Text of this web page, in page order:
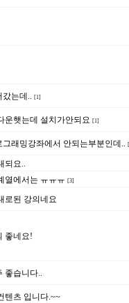
갔는데.. [1]
운햇는데 설치가안되요 [1]
그래밍강좌에서 안되는부분인데..
되요..
열에서는 ㅠㅠㅠ [3]
로된 강의네요
좋네요!
좋습니다..
텐츠 입니다.~~